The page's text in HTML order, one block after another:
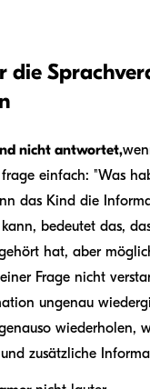
die
nicht antwortet,
frage einfach: "Was
das Kind die
bedeutet das,
hat, aber
Frage nicht
ungenau
wiederholen,
zusätzliche